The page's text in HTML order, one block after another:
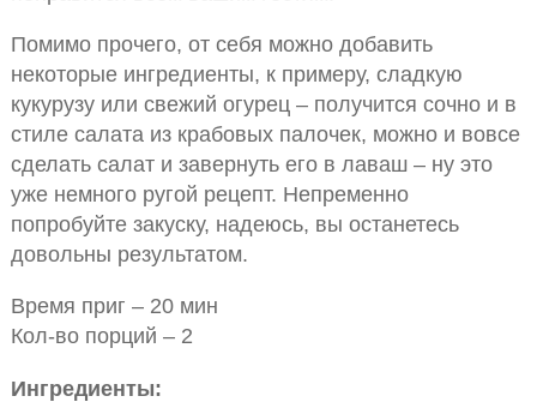
Помимо прочего, от себя можно добавить
некоторые ингредиенты, к примеру, сладкую
кукурузу или свежий огурец – получится сочно и в
стиле салата из крабовых палочек, можно и вовсе
сделать салат и завернуть его в лаваш – ну это
уже немного ругой рецепт. Непременно
попробуйте закуску, надеюсь, вы останетесь
довольны результатом.
Время приг – 20 мин
Кол-во порций – 2
Ингредиенты: